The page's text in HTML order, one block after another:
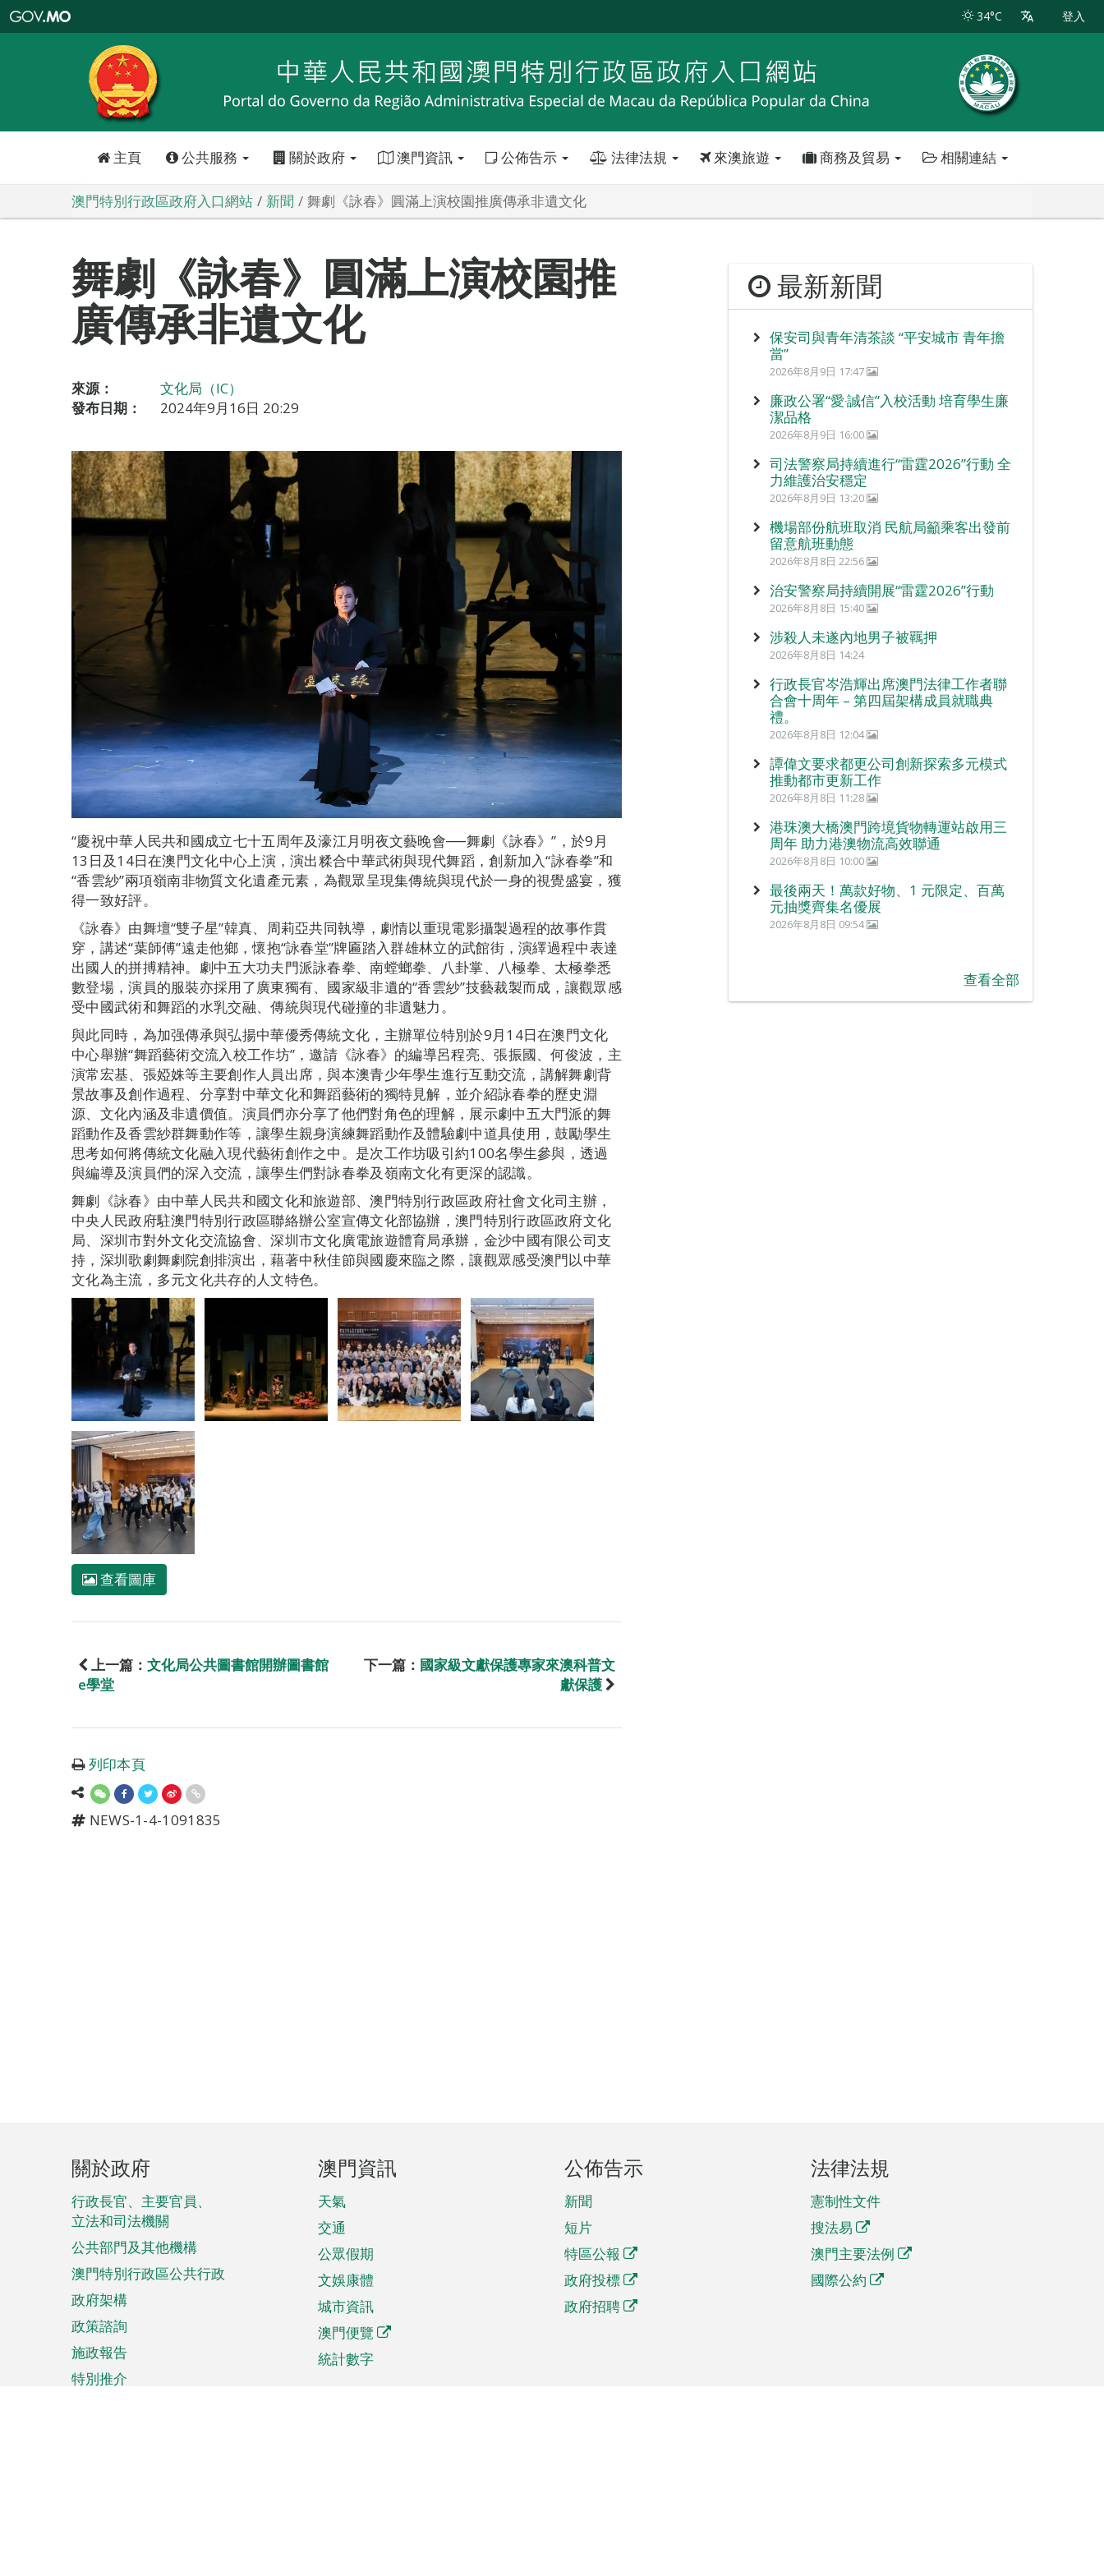
特
政
區
政
口
34°C 登入
主頁 公共服務 關於政府 澳門資訊 公佈告示 法律法規 來澳旅遊 商務及貿易 相關連結
澳門特別行政區政府入口網站 新聞 舞劇《詠春》圓滿上演校園推廣傳承非遺文化
舞劇《詠春》圓滿上演校園推
廣傳承非遺文化
來源：
文化局（IC）
發布日期：
2024年9月16日 20:29
“慶祝中華人民共和國成立七十五周年及濠江月明夜文藝晚會──舞劇《詠春》”，於9月
13日及14日在澳門文化中心上演，演出糅合中華武術與現代舞蹈，創新加入“詠春拳”和
“香雲紗”兩項嶺南非物質文化遺產元素，為觀眾呈現集傳統與現代於一身的視覺盛宴，獲
得一致好評。
《詠春》由舞壇“雙子星”韓真、周莉亞共同執導，劇情以重現電影攝製過程的故事作貫
穿，講述“葉師傅”遠走他鄉，懷抱“詠春堂”牌匾踏入群雄林立的武館街，演繹過程中表達
出國人的拼搏精神。劇中五大功夫門派詠春拳、南螳螂拳、八卦掌、八極拳、太極拳悉
數登場，演員的服裝亦採用了廣東獨有、國家級非遺的“香雲紗”技藝裁製而成，讓觀眾感
受中國武術和舞蹈的水乳交融、傳統與現代碰撞的非遺魅力。
與此同時，為加强傳承與弘揚中華優秀傳統文化，主辦單位特別於9月14日在澳門文化
中心舉辦“舞蹈藝術交流入校工作坊”，邀請《詠春》的編導呂程亮、張振國、何俊波，主
演常宏基、張婭姝等主要創作人員出席，與本澳青少年學生進行互動交流，講解舞劇背
景故事及創作過程、分享對中華文化和舞蹈藝術的獨特見解，並介紹詠春拳的歷史淵
源、文化內涵及非遺價值。演員們亦分享了他們對角色的理解，展示劇中五大門派的舞
蹈動作及香雲紗群舞動作等，讓學生親身演練舞蹈動作及體驗劇中道具使用，鼓勵學生
思考如何將傳統文化融入現代藝術創作之中。是次工作坊吸引約100名學生參與，透過
與編導及演員們的深入交流，讓學生們對詠春拳及嶺南文化有更深的認識。
舞劇《詠春》由中華人民共和國文化和旅遊部、澳門特別行政區政府社會文化司主辦，
中央人民政府駐澳門特別行政區聯絡辦公室宣傳文化部協辦，澳門特別行政區政府文化
局、深圳市對外文化交流協會、深圳市文化廣電旅遊體育局承辦，金沙中國有限公司支
持，深圳歌劇舞劇院創排演出，藉著中秋佳節與國慶來臨之際，讓觀眾感受澳門以中華
文化為主流，多元文化共存的人文特色。
查看圖庫
上一篇： 文化局公共圖書館開辦圖書館
e學堂
下一篇： 國家級文獻保護專家來澳科普文
獻保護
列印本頁
NEWS-1-4-1091835
最新新聞
保安司與青年清茶談 “平安城市 青年擔
當”
2026年8月9日 17:47
廉政公署“愛‧誠信”入校活動 培育學生廉
潔品格
2026年8月9日 16:00
司法警察局持續進行“雷霆2026”行動 全
力維護治安穩定
2026年8月9日 13:20
機場部份航班取消 民航局籲乘客出發前
留意航班動態
2026年8月8日 22:56
治安警察局持續開展“雷霆2026”行動
2026年8月8日 15:40
涉殺人未遂內地男子被羈押
2026年8月8日 14:24
行政長官岑浩輝出席澳門法律工作者聯
合會十周年 – 第四屆架構成員就職典
禮。
2026年8月8日 12:04
譚偉文要求都更公司創新探索多元模式
推動都市更新工作
2026年8月8日 11:28
港珠澳大橋澳門跨境貨物轉運站啟用三
周年 助力港澳物流高效聯通
2026年8月8日 10:00
最後兩天！萬款好物、1 元限定、百萬
元抽獎齊集名優展
2026年8月8日 09:54
查看全部
頁
腳
菜
單
關於政府
行政長官、主要官員、
立法和司法機關
公共部門及其他機構
澳門特別行政區公共行政
政府架構
政策諮詢
施政報告
特別推介
澳門資訊
天氣
交通
公眾假期
文娛康體
城市資訊
澳門便覽
統計數字
公佈告示
新聞
短片
特區公報
政府投標
政府招聘
法律法規
憲制性文件
搜法易
澳門主要法例
國際公約